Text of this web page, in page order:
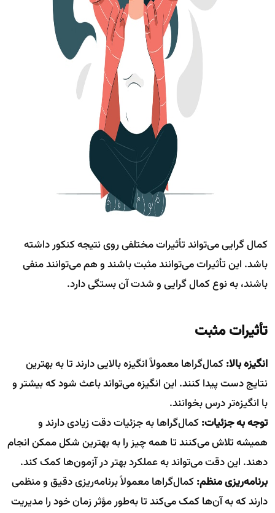
کمال گرایی می‌تواند تأثیرات مختلفی روی نتیجه کنکور داشته
باشد. این تأثیرات می‌توانند مثبت باشند و هم می‌توانند منفی
باشند، به نوع کمال گرایی و شدت آن بستگی دارد.
تأثیرات مثبت
انگیزه بالا:کمال‌گراها معمولاً انگیزه بالایی دارند تا به بهترین
نتایج دست پیدا کنند. این انگیزه می‌تواند باعث شود که بیشتر و
با انگیزه‌تر درس بخوانند.
توجه به جزئیات:کمال‌گراها به جزئیات دقت زیادی دارند و
همیشه تلاش می‌کنند تا همه چیز را به بهترین شکل ممکن انجام
دهند. این دقت می‌تواند به عملکرد بهتر در آزمون‌ها کمک کند.
برنامه‌ریزی منظم:کمال‌گراها معمولاً برنامه‌ریزی دقیق و منظمی
دارند که به آن‌ها کمک می‌کند تا به‌طور مؤثر زمان خود را مدیریت